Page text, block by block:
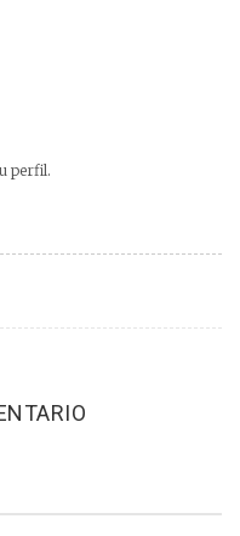
perfil.